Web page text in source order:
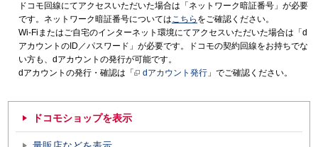
ドコモ回線にてアクセスいただいた場合は「ネットワーク暗証番号」が必要
です。ネットワーク暗証番号についてはこちら をご確認ください。
Wi-Fiまたはご自宅のインターネット環境にてアクセスいただいた場合は「d
アカウントのID／パスワード」が必要です。ドコモの契約回線をお持ちでな
い方も、dアカウントの発行が可能です。
dアカウントの発行・確認は「
dアカウント発行 」でご確認ください。
ドコモショップを表示